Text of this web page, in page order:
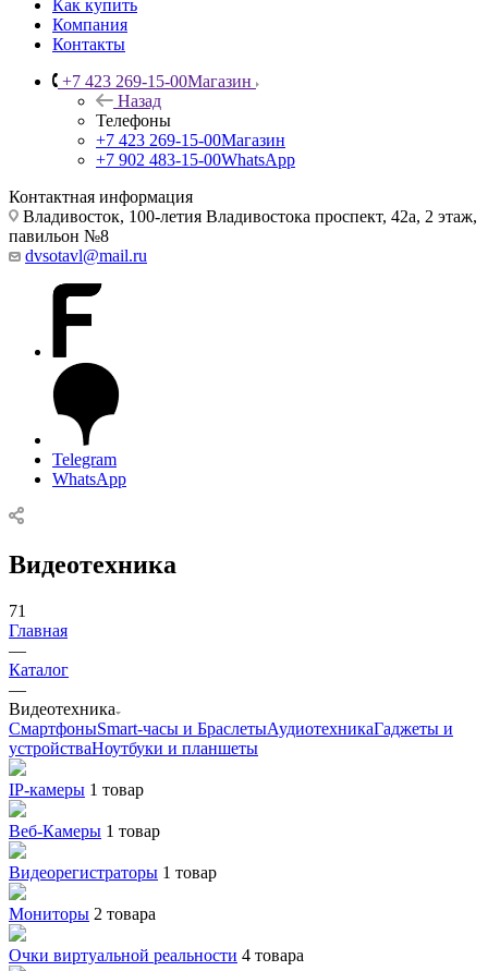
Как купить
Компания
Контакты
+7 423 269-15-00Магазин
Назад
Телефоны
+7 423 269-15-00Магазин
+7 902 483-15-00WhatsApp
Контактная информация
Владивосток, 100-летия Владивостока проспект, 42а, 2 этаж,
павильон №8
dvsotavl@mail.ru
Telegram
WhatsApp
Видеотехника
71
Главная
—
Каталог
—
Видеотехника
СмартфоныSmart-часы и БраслетыАудиотехникаГаджеты и
устройстваНоутбуки и планшеты
IP-камеры 1 товар
Веб-Камеры 1 товар
Видеорегистраторы 1 товар
Мониторы 2 товара
Очки виртуальной реальности 4 товара